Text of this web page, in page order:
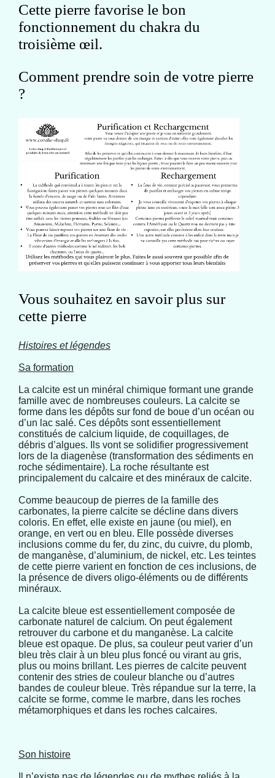
Cette pierre favorise le bon
fonctionnement du chakra du
troisième œil.
Comment prendre soin de votre pierre
?
Vous souhaitez en savoir plus sur
cette pierre
Histoires et légendes
Sa formation
La calcite est un minéral chimique formant une grande
famille avec de nombreuses couleurs. La calcite se
forme dans les dépôts sur fond de boue d’un océan ou
d’un lac salé. Ces dépôts sont essentiellement
constitués de calcium liquide, de coquillages, de
débris d’algues. Ils vont se solidifier progressivement
lors de la diagenèse (transformation des sédiments en
roche sédimentaire). La roche résultante est
principalement du calcaire et des minéraux de calcite.
Comme beaucoup de pierres de la famille des
carbonates, la pierre calcite se décline dans divers
coloris. En effet, elle existe en jaune (ou miel), en
orange, en vert ou en bleu. Elle possède diverses
inclusions comme du fer, du zinc, du cuivre, du plomb,
de manganèse, d’aluminium, de nickel, etc. Les teintes
de cette pierre varient en fonction de ces inclusions, de
la présence de divers oligo-éléments ou de différents
minéraux.
La calcite bleue est essentiellement composée de
carbonate naturel de calcium. On peut également
retrouver du carbone et du manganèse. La calcite
bleue est opaque. De plus, sa couleur peut varier d’un
bleu très clair à un bleu plus foncé ou virant au gris,
plus ou moins brillant. Les pierres de calcite peuvent
contenir des stries de couleur blanche ou d’autres
bandes de couleur bleue. Très répandue sur la terre, la
calcite se forme, comme le marbre, dans les roches
métamorphiques et dans les roches calcaires.
Son histoire